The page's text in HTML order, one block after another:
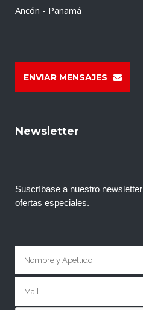
Ancón - Panamá
ENVIAR MENSAJES
Newsletter
Suscríbase a nuestro
ofertas especiales.